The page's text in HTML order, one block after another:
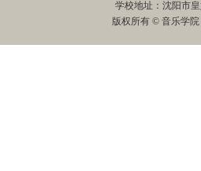
学校地址：沈阳市
版权所有 © 音乐学院